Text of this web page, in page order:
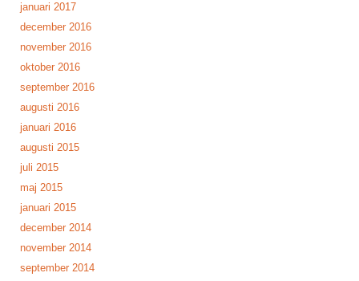
januari 2017
december 2016
november 2016
oktober 2016
september 2016
augusti 2016
januari 2016
augusti 2015
juli 2015
maj 2015
januari 2015
december 2014
november 2014
september 2014